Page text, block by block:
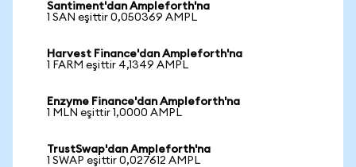
Santiment'dan Ampleforth'na
1 SAN eşittir 0,050369 AMPL
Harvest Finance'dan Ampleforth'na
1 FARM eşittir 4,1349 AMPL
Enzyme Finance'dan Ampleforth'na
1 MLN eşittir 1,0000 AMPL
TrustSwap'dan Ampleforth'na
1 SWAP eşittir 0,027612 AMPL